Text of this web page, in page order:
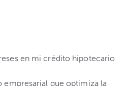
en mi crédito hipotecario
empresarial que optimiza la